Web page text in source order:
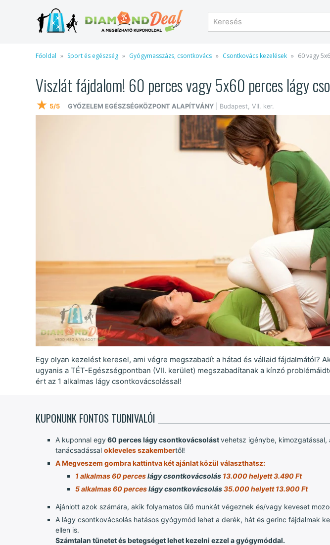
Főoldal Sport és egészség Gyógymasszázs, csontkovács Csontkovács kezelések 60 vagy
Viszlát fájdalom! 60 perces vagy 5x60 perces lágy
★ 5/5 GYŐZELEM EGÉSZSÉGKÖZPONT ALAPÍTVÁNY | Budapest, VII. ker.
Egy olyan kezelést keresel, ami végre megszabadít a hátad és vállaid fájdalmától?
ugyanis a TÉT-Egészségpontban (VII. kerület) megszabadítanak a kínzó
ért az 1 alkalmas lágy csontkovácsolással!
KUPONUNK FONTOS TUDNIVALÓI
A kuponnal egy60 perces lágy csontkovácsolástvehetsz igénybe, kimozgatással,
tanácsadással okleveles szakembertől!
A Megveszem gombra kattintva két ajánlat közül választhatsz:
1 alkalmas 60 perceslágy csontkovácsolás 13.000 helyett 3.490 Ft
5 alkalmas 60 perceslágy csontkovácsolás35.000 helyett 13.900 Ft
Ajánlott azok számára, akik folyamatos ülő munkát végeznek és/vagy keveset
A lágy csontkovácsolás hatásos gyógymód lehet a derék, hát és gerinc fájdalmak
ellen is.
Számtalan tünetet és betegséget lehet kezelni ezzel a gyógymóddal.